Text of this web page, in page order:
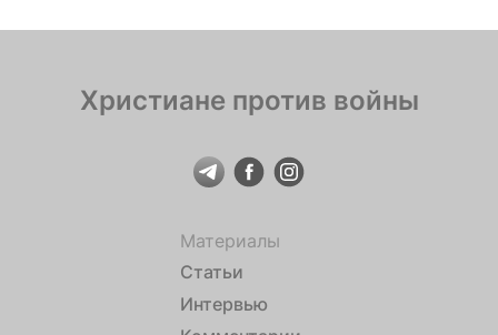
Христиане против войны
Материалы
Статьи
Интервью